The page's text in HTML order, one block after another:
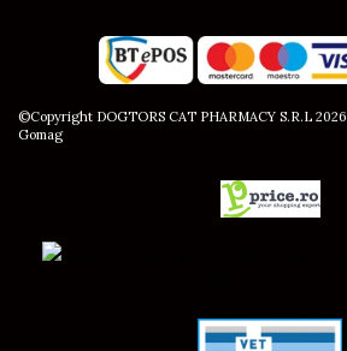
©Copyright DOGTORS CAT PHARMACY S.R.L 2026
Gomag